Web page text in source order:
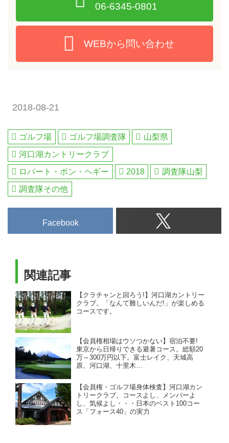
06-6345-0801
WEBから問い合わせ
2018-08-21
ゴルフ場 ゴルフ場調査隊
山梨県
河口湖カントリークラブ
ロバート・ボン・ヘギー
2018
調査隊山梨
調査隊その他
Facebook
関連記事
【クラチャンと回ろう!】河口湖カントリー
クラブ。「なんて難しいんだ!」が楽しめる
コースです。
【会員権相場はウソつかない】宿泊不要!
東京から日帰りできる避暑コース。総額20
万～300万円以下。富士レイク、天城高
原、河口湖、十里木…
【会員権・ゴルフ場身体検査】河口湖カン
トリークラブ。コースよし、メンバーよ
し、気候よし・・・日本のベスト100コー
ス「フォース40」の実力